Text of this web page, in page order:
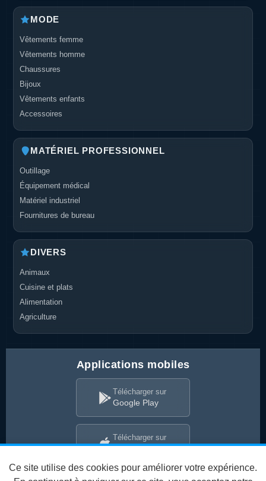
Ce site utilise des cookies pour améliorer votre expérience.
MODE
Vêtements femme
Vêtements homme
Chaussures
Bijoux
Vêtements enfants
Accessoires
MATÉRIEL PROFESSIONNEL
Outillage
Équipement médical
Matériel industriel
Fournitures de bureau
DIVERS
Animaux
Cuisine et plats
Alimentation
Agriculture
Applications mobiles
Télécharger sur
Google Play
Télécharger sur
App Store